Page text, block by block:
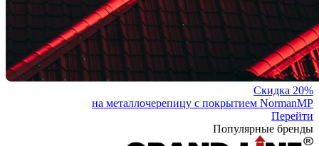
Скидка 20%
на металлочерепицу с покрытием NormanMP
Перейти
Популярные бренды